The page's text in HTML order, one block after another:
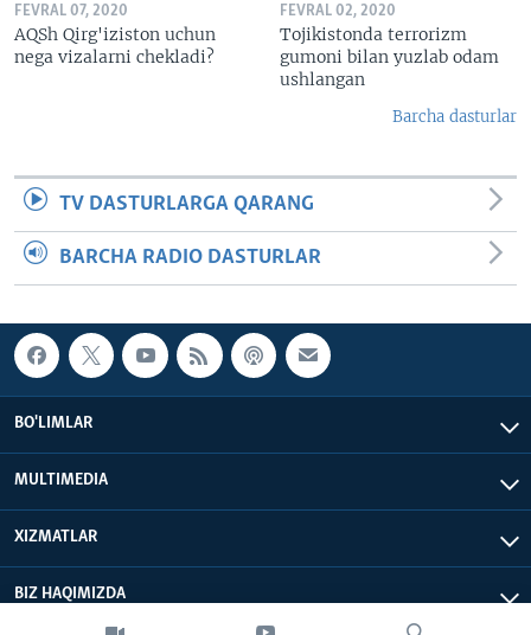
FEVRAL 07, 2020
AQSh Qirg'iziston uchun
nega vizalarni chekladi?
FEVRAL 02, 2020
Tojikistonda terrorizm
gumoni bilan yuzlab odam
ushlangan
Barcha dasturlar
TV DASTURLARGA QARANG
BARCHA RADIO DASTURLAR
BO'LIMLAR
MULTIMEDIA
XIZMATLAR
BIZ HAQIMIZDA